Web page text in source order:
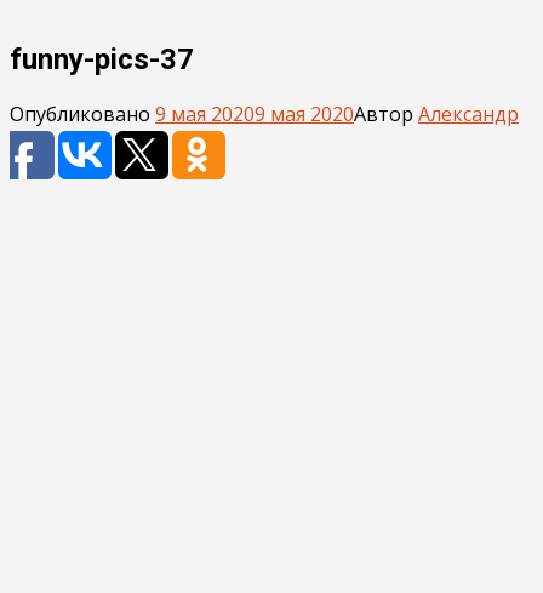
funny-pics-37
Опубликовано 9 мая 20209 мая 2020Автор Александр